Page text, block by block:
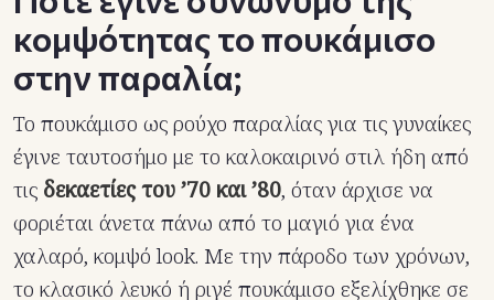
κομψότητας το πουκάμισο
στην παραλία;
Το πουκάμισο ως ρούχο παραλίας για τις γυναίκες
έγινε ταυτοσήμο με το καλοκαιρινό στιλ ήδη από
τις δεκαετίες του ’70 και ’80, όταν άρχισε να
φοριέται άνετα πάνω από το μαγιό για ένα
χαλαρό, κομψό look. Με την πάροδο των χρόνων,
το κλασικό λευκό ή ριγέ πουκάμισο εξελίχθηκε σε